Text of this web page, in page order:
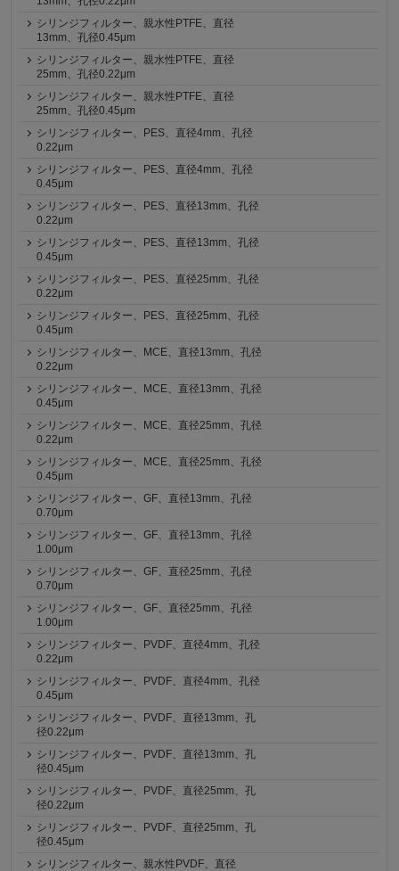
シリンジフィルター、親水性PTFE、直径
13mm、孔径0.45μm
シリンジフィルター、親水性PTFE、直径
25mm、孔径0.22μm
シリンジフィルター、親水性PTFE、直径
25mm、孔径0.45μm
シリンジフィルター、PES、直径4mm、孔径
0.22μm
シリンジフィルター、PES、直径4mm、孔径
0.45μm
シリンジフィルター、PES、直径13mm、孔径
0.22μm
シリンジフィルター、PES、直径13mm、孔径
0.45μm
シリンジフィルター、PES、直径25mm、孔径
0.22μm
シリンジフィルター、PES、直径25mm、孔径
0.45μm
シリンジフィルター、MCE、直径13mm、孔径
0.22μm
シリンジフィルター、MCE、直径13mm、孔径
0.45μm
シリンジフィルター、MCE、直径25mm、孔径
0.22μm
シリンジフィルター、MCE、直径25mm、孔径
0.45μm
シリンジフィルター、GF、直径13mm、孔径
0.70μm
シリンジフィルター、GF、直径13mm、孔径
1.00μm
シリンジフィルター、GF、直径25mm、孔径
0.70μm
シリンジフィルター、GF、直径25mm、孔径
1.00μm
シリンジフィルター、PVDF、直径4mm、孔径
0.22μm
シリンジフィルター、PVDF、直径4mm、孔径
0.45μm
シリンジフィルター、PVDF、直径13mm、孔
径0.22μm
シリンジフィルター、PVDF、直径13mm、孔
径0.45μm
シリンジフィルター、PVDF、直径25mm、孔
径0.22μm
シリンジフィルター、PVDF、直径25mm、孔
径0.45μm
シリンジフィルター、親水性PVDF、直径